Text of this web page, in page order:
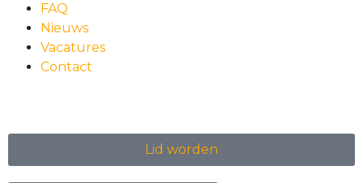
FAQ
Nieuws
Vacatures
Contact
Lid worden